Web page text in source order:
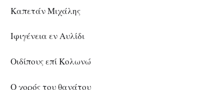
Καπετάν Μιχάλης
Ιφιγένεια εν Αυλίδι
Οιδίπους επί Κολωνώ
Ο χορός του θανάτου